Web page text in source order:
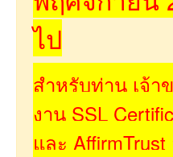
ไป
สำหรับท่าน เจ้า
งาน SSL
และ